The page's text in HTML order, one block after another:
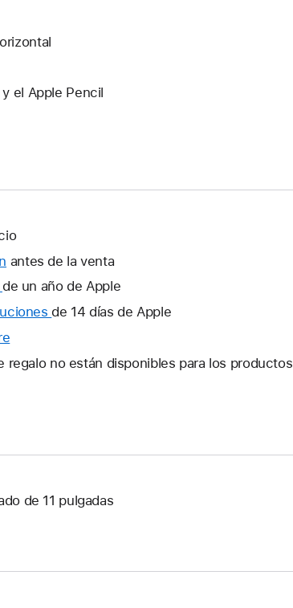
el Apple Pencil
antes de la venta
Se
abrirá
ventana
nueva.
de un año de Apple
Se
ventana
de 14 días de Apple
abrirá
regalo no están disponibles para los productos
de 11 pulgadas